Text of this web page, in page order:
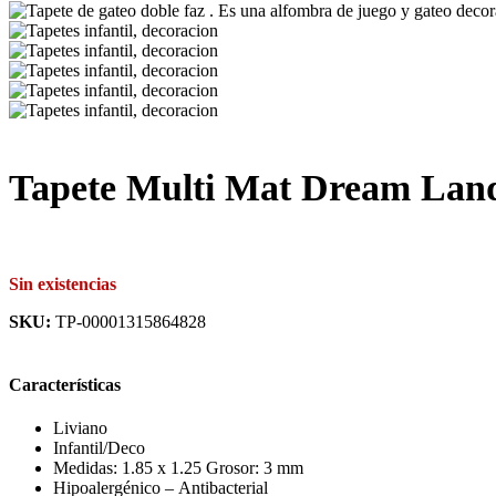
Tapete Multi Mat Dream
Sin existencias
SKU: TP-00001315864828
Características
Liviano
Infantil/Deco
Medidas: 1.85 x 1.25 Grosor: 3 mm
Hipoalergénico – Antibacterial